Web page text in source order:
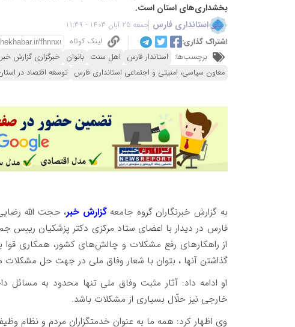
بخشداری‌های استان است.
استانداری فارس جمعه 25 آبان 1403 - 11:39
اشتراک گذاری:
لینک کوتاه
برچسب‌ها: استاندار فارس اهل سنت بانوان خبرگزاری گزارش خبر
معاون سیاسی، امنیتی و اجتماعی استانداری فارس توسعه اقتصاد در
به گزارش خبرنگاران گروه جامعه گزارش خبر، حجت الله
فارس در دیدار با اعضای ستاد مرکزی دکتر پزشکیان رییس
از راهکارهای رفع مشکلات و چالش‌های کشور، همکاری قوا
گذاشتن آنها ، بتوان با شعار وفاق ملی در جهت حل مشکلات
او ادامه داد: آثار مثبت وفاق ملی تنها محدود به
خارجی نیز حلّال بسیاری از مشکلات باشد.
وی اظهار کرد: همه ما به عنوان خدمتگزاران مردم و نظام